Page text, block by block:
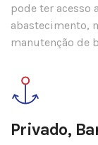
pode ter acesso
abastecimento,
manutenção de
Privado,